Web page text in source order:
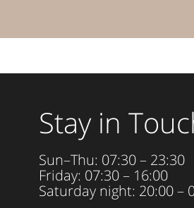
Stay in
Sun–Thu: 07:30 – 23:30
Friday: 07:30 – 16:00
Saturday night: 20:00 –